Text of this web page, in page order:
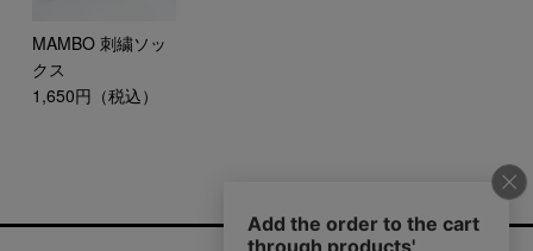
MAMBO 刺繍ソッ
クス
1,650円（税込）